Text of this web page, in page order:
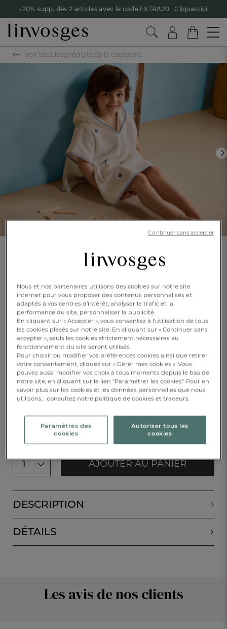
-20% supp. dès 2 articles avec le code EXTRA20 Cliquez-ici
FR DE
Voir tous les produits de la catégorie
Réf : 997218501
Avec capuche
En savoir +
Caractéristique :
Poncho à capuche
2/3 ans 4/5 ans
Disponible
CHF. 45.-
1 AJOUTER AU PANIER
DESCRIPTION
DÉTAILS
Les avis de nos clients
Nous et nos partenaires utilisons des cookies sur notre site
internet pour vous proposer des contenus personnalisés et
adaptés à vos centres d’intérêt, analyser le trafic et la
performance du site, personnaliser la publicité.
En cliquant sur « Accepter », vous consentez à l'utilisation de tous
les cookies placés sur notre site. En cliquant sur « Continuer sans
accepter », seuls les cookies strictement nécessaires au
fonctionnement du site seront utilisés.
Pour choisir ou modifier vos préférences cookies ainsi que retirer
votre consentement, cliquez sur « Gérer mes cookies ». Vous
pouvez aussi modifier vos choix à tous moments depuis le bas de
notre site, en cliquant sur le lien "Paramétrer les cookies". Pour en
savoir plus sur les cookies et les données personnelles que nous
utilisons, consultez notre politique de cookies et traceurs.
Paramètres des
cookies
Autoriser tous les
cookies
Continuer sans accepter